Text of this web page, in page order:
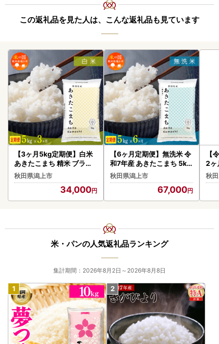
この返礼品を見た人は、こんな返礼品も見ています
【3ヶ月5kg定期便】白米
あきたこまち 精米 ブラン
ド米 定期便
秋田県潟上市
34,000
【6ヶ月定期便】無洗米 令
和7年産 あきたこまち 5kg
無洗
秋田県潟上市
67,000
【
2ヶ
き
米
秋
米・パンの人気返礼品ランキング
集計期間：2026年8月2日～2026年8月8日